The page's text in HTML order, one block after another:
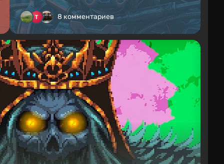
8 комментариев